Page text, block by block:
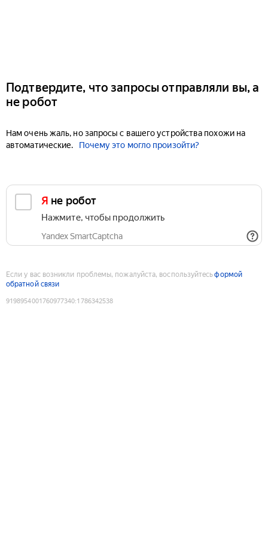
Подтвердите, что запросы отправляли вы, а
не робот
Нам очень жаль, но запросы с вашего устройства похожи на
автоматические.
Почему это могло произойти?
Я не робот
Нажмите, чтобы продолжить
Yandex SmartCaptcha
Если у вас возникли проблемы, пожалуйста, воспользуйтесьформой
обратной связи
9198954001760977340:1786342538